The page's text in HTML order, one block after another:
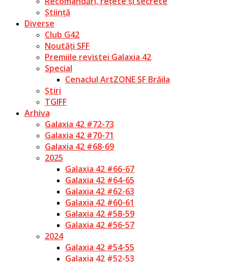
Știință
Diverse
Club G42
Noutăți SFF
Premiile revistei Galaxia 42
Special
Cenaclul ArtZONE SF Brăila
Știri
TGIFF
Arhiva
Galaxia 42 #72-73
Galaxia 42 #70-71
Galaxia 42 #68-69
2025
Galaxia 42 #66-67
Galaxia 42 #64-65
Galaxia 42 #62-63
Galaxia 42 #60-61
Galaxia 42 #58-59
Galaxia 42 #56-57
2024
Galaxia 42 #54-55
Galaxia 42 #52-53